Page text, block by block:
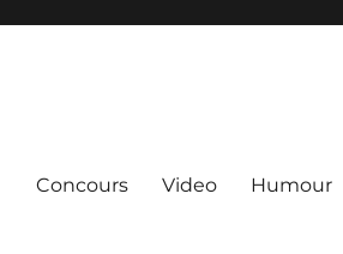
Concours Video Humour